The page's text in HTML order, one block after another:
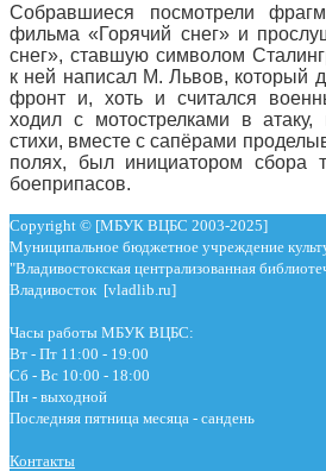
Собравшиеся посмотрели
фильма «Горячий снег» и
снег», ставшую символом
к ней написал М. Львов, который
фронт и, хоть и считался
ходил с мотострелками в атаку,
стихи, вместе с сапёрами
полях, был инициатором сбора
боеприпасов.
Copyright © [МБУК ВЦБС 2003-2025]
Муниципальное бюджетное учреждение
"Владивостокская централизованная
Владивосток [vladlib.ru]
Часы работы МБУК ВЦБС:
Вт - Пт 11:00 - 19:00
Сб - Вс 10:00 - 18:00
Пн - выходной
Последняя пятница месяца - сандень
Контакты